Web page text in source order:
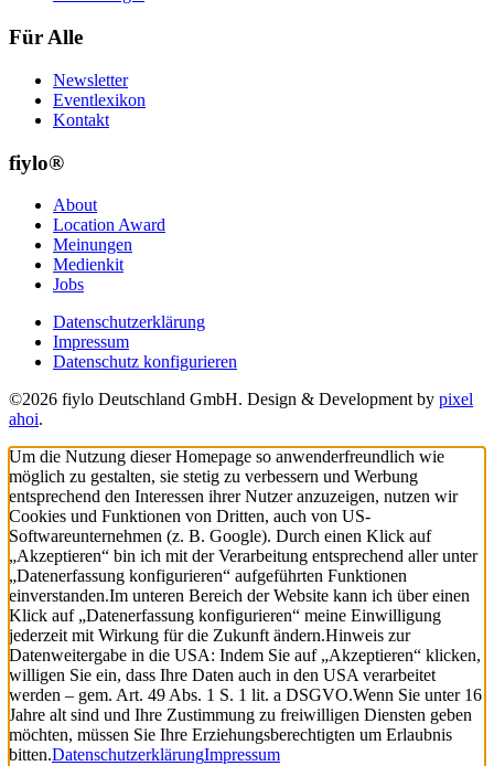
Für Alle
Newsletter
Eventlexikon
Kontakt
fiylo®
About
Location Award
Meinungen
Medienkit
Jobs
Datenschutzerklärung
Impressum
Datenschutz konfigurieren
©2026 fiylo Deutschland GmbH. Design & Development by pixel
ahoi.
Um die Nutzung dieser Homepage so anwenderfreundlich wie
möglich zu gestalten, sie stetig zu verbessern und Werbung
entsprechend den Interessen ihrer Nutzer anzuzeigen, nutzen wir
Cookies und Funktionen von Dritten, auch von US-
Softwareunternehmen (z. B. Google). Durch einen Klick auf
„Akzeptieren“ bin ich mit der Verarbeitung entsprechend aller unter
„Datenerfassung konfigurieren“ aufgeführten Funktionen
einverstanden.Im unteren Bereich der Website kann ich über einen
Klick auf „Datenerfassung konfigurieren“ meine Einwilligung
jederzeit mit Wirkung für die Zukunft ändern.Hinweis zur
Datenweitergabe in die USA: Indem Sie auf „Akzeptieren“ klicken,
willigen Sie ein, dass Ihre Daten auch in den USA verarbeitet
werden – gem. Art. 49 Abs. 1 S. 1 lit. a DSGVO.Wenn Sie unter 16
Jahre alt sind und Ihre Zustimmung zu freiwilligen Diensten geben
möchten, müssen Sie Ihre Erziehungsberechtigten um Erlaubnis
bitten.DatenschutzerklärungImpressum